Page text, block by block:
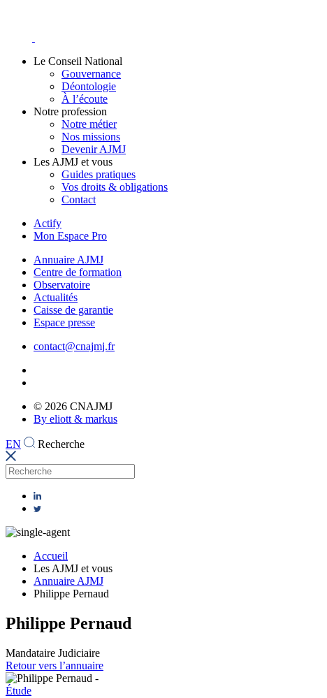
Le Conseil National
Gouvernance
Déontologie
À l’écoute
Notre profession
Notre métier
Nos missions
Devenir AJMJ
Les AJMJ et vous
Guides pratiques
Vos droits & obligations
Contact
Actify
Mon Espace Pro
Annuaire AJMJ
Centre de formation
Observatoire
Actualités
Caisse de garantie
Espace presse
contact@cnajmj.fr
© 2026 CNAJMJ
By eliott & markus
EN Recherche
Accueil
Les AJMJ et vous
Annuaire AJMJ
Philippe Pernaud
Philippe Pernaud
Mandataire Judiciaire
Retour vers l’annuaire
Étude